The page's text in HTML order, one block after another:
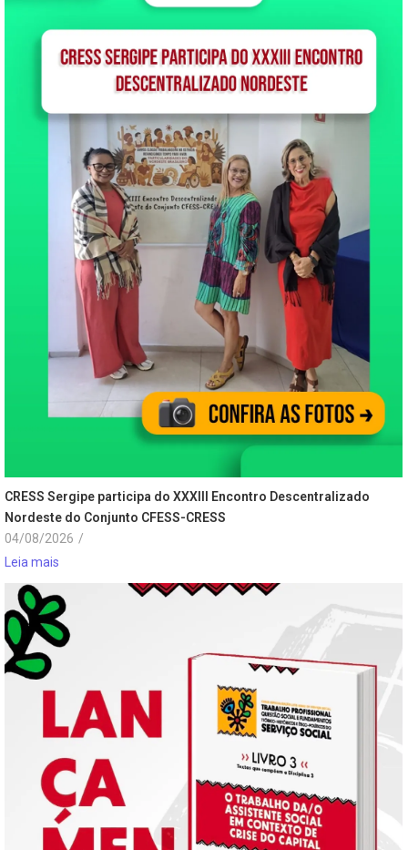
CRESS Sergipe participa do XXXIII Encontro Descentralizado
Nordeste do Conjunto CFESS-CRESS
04/08/2026 /
Leia mais